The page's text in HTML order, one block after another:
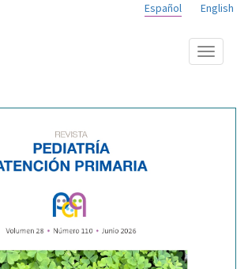
English
Español
Mostrar
menú